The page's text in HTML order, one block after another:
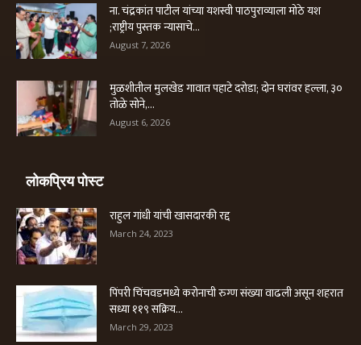
ना. चंद्रकांत पाटील यांच्या यशस्वी पाठपुराव्याला मोठे यश
;राष्ट्रीय पुस्तक न्यासाचे...
August 7, 2026
मुळशीतील मुलखेड गावात पहाटे दरोडा; दोन घरांवर हल्ला, ३०
तोळे सोने,...
August 6, 2026
लोकप्रिय पोस्ट
राहुल गांधी यांची खासदारकी रद्द
March 24, 2023
पिंपरी चिंचवडमध्ये करोनाची रुग्ण संख्या वाढली असून शहरात
सध्या ११९ सक्रिय...
March 29, 2023